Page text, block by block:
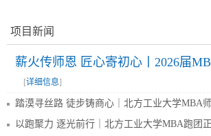
项目新闻
薪火传师恩 匠心寄初心丨2026届
[详细信息]
踏漠寻丝路 徒步铸商心｜北方工业大学MBA
以跑聚力 逐光前行｜北方工业大学MBA跑团